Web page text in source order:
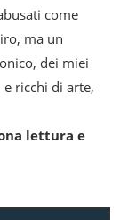
come
ma un
dei miei
ricchi di arte,
lettura e